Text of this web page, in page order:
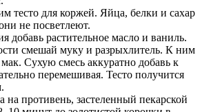
тесто для коржей. Яйца, белки и сахар
не посветлеют.
добавь растительное масло и ваниль.
смешай муку и разрыхлитель. К ним
Сухую смесь аккуратно добавь к
перемешивая. Тесто получится
на противень, застеленный пекарской